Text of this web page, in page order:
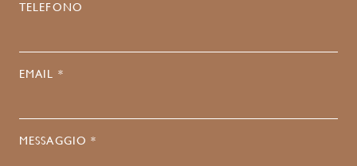
TELEFONO
EMAIL *
MESSAGGIO *